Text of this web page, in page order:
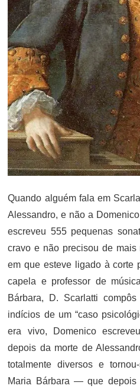
Quando alguém fala em
Alessandro, e não a
escreveu 555 pequenas
cravo e não precisou de
em que esteve ligado à corte
capela e professor de
Bárbara, D. Scarlatti
indícios de um “caso
era vivo, Domenico
depois da morte de
totalmente diversos e
Maria Bárbara — que